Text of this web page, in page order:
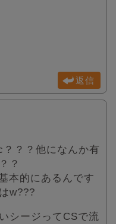
返信
？？他になんか有
？
本的にあるんです
w???
シージってCSで流